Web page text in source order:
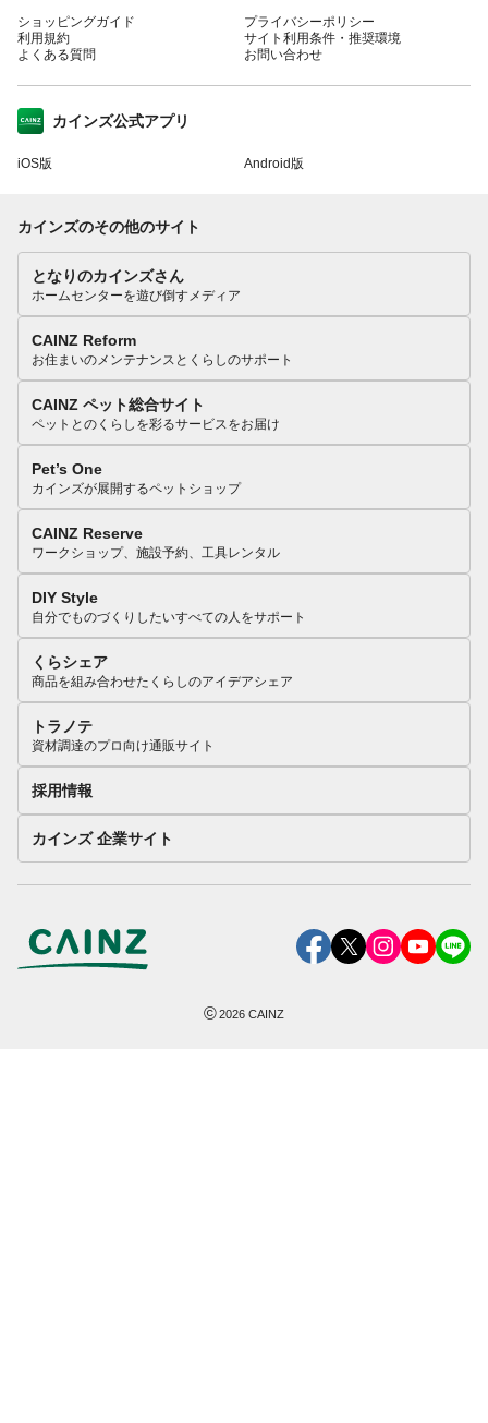
ショッピングガイド
利用規約
よくある質問
プライバシーポリシー
サイト利用条件・推奨環境
お問い合わせ
カインズ公式アプリ
iOS版 Android版
カインズのその他のサイト
となりのカインズさん
ホームセンターを遊び倒すメディア
CAINZ Reform
お住まいのメンテナンスとくらしのサポート
CAINZ ペット総合サイト
ペットとのくらしを彩るサービスをお届け
Pet’s One
カインズが展開するペットショップ
CAINZ Reserve
ワークショップ、施設予約、工具レンタル
DIY Style
自分でものづくりしたいすべての人をサポート
くらシェア
商品を組み合わせたくらしのアイデアシェア
トラノテ
資材調達のプロ向け通販サイト
採用情報
カインズ 企業サイト
©2026 CAINZ